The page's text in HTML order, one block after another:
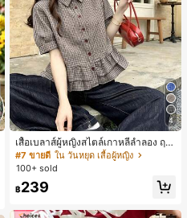
4
เสื้อเบลาส์ผู้หญิงสไตล์เกาหลีลำลอง ฤดู
ใบไม้ผลิ/ฤดูร้อนใหม่ ชายระบาย ชิคแล
ะหรูหรา
#7 ขายดี ใน วันหยุด เสื้อผู้หญิง
100+ sold
฿239